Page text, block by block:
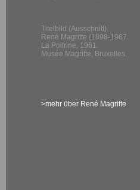
Titelbild (Ausschnitt)
René Magritte (1898-1967.
La Poitrine, 1961.
Musée Magritte, Bruxelles.
>mehr über René Magritte